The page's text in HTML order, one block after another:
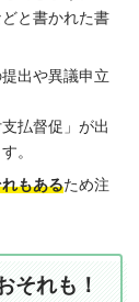
と書かれた書
出や異議申立
払督促」が出
。
もあるため注
それも！